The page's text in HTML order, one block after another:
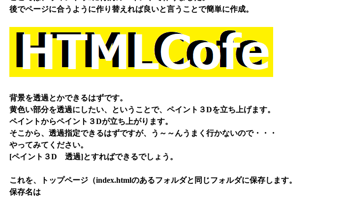
後でページに合うように作り替えれば良いと言うことで簡単に作成。
背景を透過とかできるはずです。
黄色い部分を透過にしたい、ということで、ペイント３Dを立ち上げます。
ペイントからペイント３Dが立ち上がります。
そこから、透過指定できるはずですが、う～～んうまく行かないので・・・
やってみてください。
[ペイント３D 透過]とすればできるでしょう。
これを、トップページ（index.htmlのあるフォルダと同じフォルダに保存します。
保存名は